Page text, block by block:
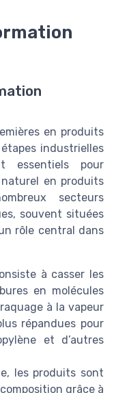
en produits
industrielles
essentiels pour
en produits
secteurs
souvent situées
rôle central dans
à casser les
en molécules
à la vapeur
répandues pour
et d’autres
les produits sont
grâce à